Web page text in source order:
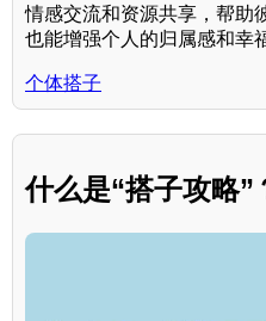
情感交流和资源共享，帮助
也能增强个人的归属感和幸
个体搭子
什么是“搭子攻略”